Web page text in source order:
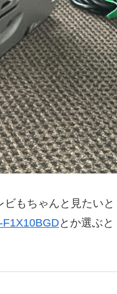
もちゃんと見たいと
F1X10BGDとか選ぶと